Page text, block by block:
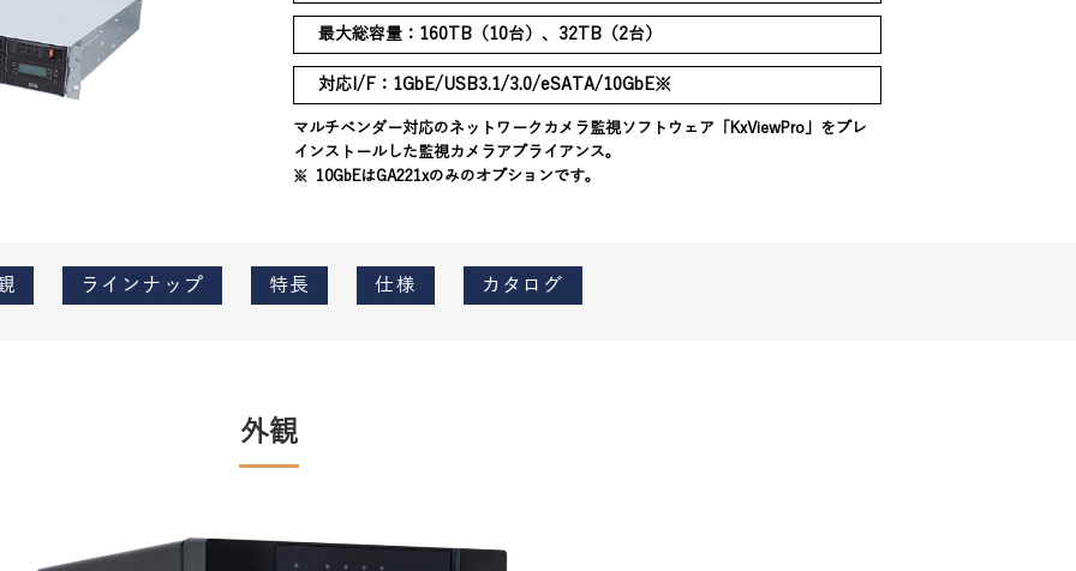
最大総容量：160TB（10台）、32TB（2台）
対応I/F：1GbE/USB3.1/3.0/eSATA/10GbE※
マルチベンダー対応のネットワークカメラ監視ソフトウェア「KxViewPro」をプレ
インストールした監視カメラアプライアンス。
※ 10GbEはGA221xのみのオプションです。
ラインナップ 特長 仕様 カタログ
外観